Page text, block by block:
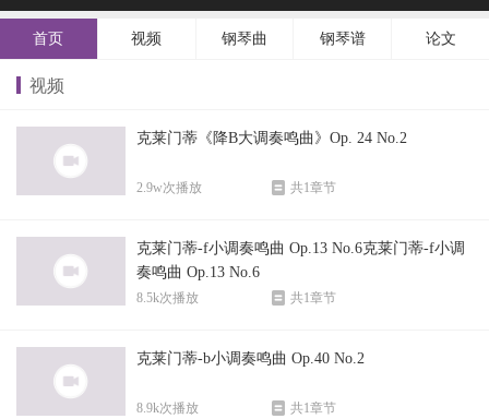
小就来到英国。他的钢
首页 视频 钢琴曲 钢琴谱 论文
视频
克莱门蒂《降B大调奏鸣曲》Op. 24 No.2
2.9w次播放 共1章节
克莱门蒂-f小调奏鸣曲 Op.13 No.6克莱门蒂-f小调
奏鸣曲 Op.13 No.6
8.5k次播放 共1章节
克莱门蒂-b小调奏鸣曲 Op.40 No.2
8.9k次播放 共1章节